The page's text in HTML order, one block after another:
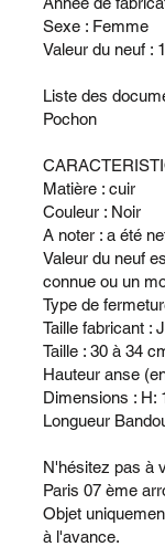
Sexe : Femme
Valeur du neuf :
Liste des
Pochon
Matière : cuir
Couleur : Noir
A noter : a été
Valeur du neuf
connue ou un
Type de
Taille fabricant :
Taille : 30 à 34
Hauteur anse
Dimensions : H:
Longueur
N'hésitez pas à
Paris 07 ème
Objet
à l'avance.